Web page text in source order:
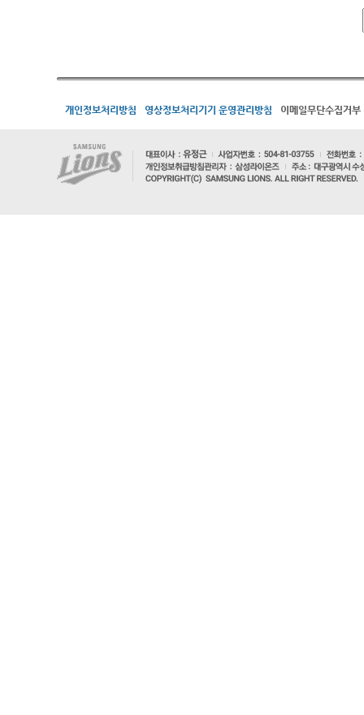
개인정보처리방침 영상정보처리기기 운영관리방침 이메일무단수집거부